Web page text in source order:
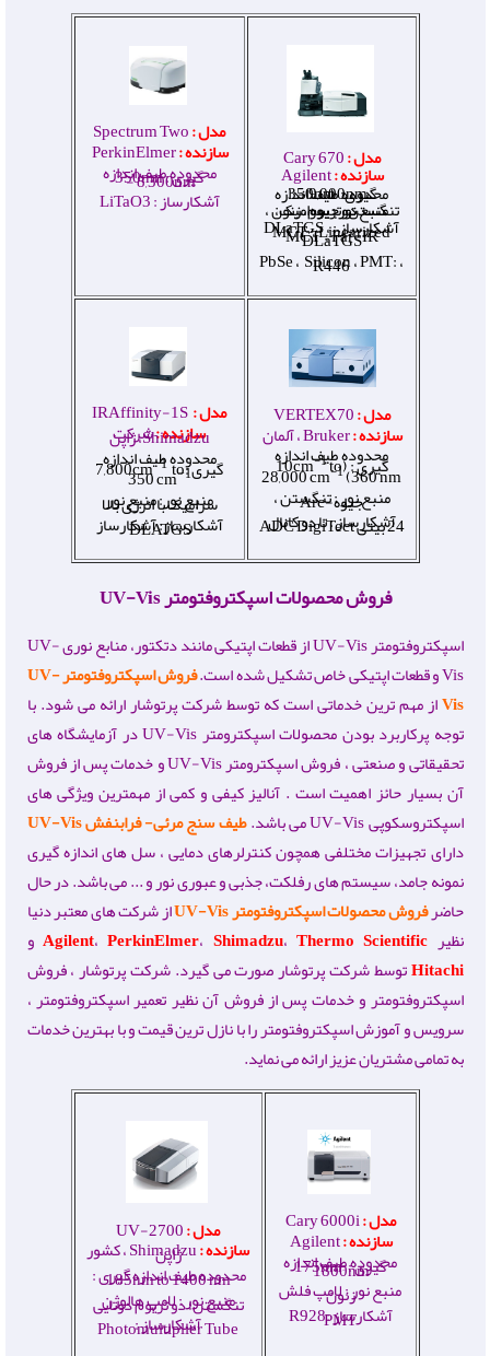
مدل :
سازنده :Agilent
محدوده طیف اندازه گیری:
350
nm -9,000nm
منبع نور : سرامیک، تنگستن ، جیوه ، زنون ، دوتریوم
آشکارساز : DLaTGS ،
MCT ، Linearized
MCT ، Far-IR
DLaTGS
، PbSe ، Silicon ، PMT:
R446
مدل :
سازنده :
محدوده طیف اندازه
گیری :350nm
-8,300nm
آشکارساز : LiTaO3
مدل :
سازنده :
محدوده طیف اندازه
گیری : ( 10cm-1to
28,000 cm-1(360 nm
منبع نور : تنگستن ،
جیوه-Arc
آشکارساز : تا دو کانال24 بیتی ADC DigiTect
مدل :
سازنده :شرکت
محدوده طیف اندازه
گیری : 7,800cm−1to
350 cm−1
منبع نور: منبع نور
سرامیک با انرژی بالا
آشکارساز: آشکارساز
DLATGS
فروش محصولات اسپکتروفتومتر UV-Vis
اسپکتروفتومتر UV-Vis از قطعات اپتیکی مانند دتکتور، منابع نوری UV-
Vis و قطعات اپتیکی خاص تشکیل شده است.
فروش اسپکتروفتومتر UV-
Visاز مهم ترین خدماتی است که توسط شرکت پرتوشار ارائه می شود. با
توجه پرکاربرد بودن محصولات اسپکترومتر UV-Vis در آزمایشگاه های
تحقیقاتی و صنعتی ، فروش اسپکترومتر UV-Vis و خدمات پس از فروش
آن بسیار حائز اهمیت است . آنالیز کیفی و کمی از مهمترین ویژگی های
اسپکتروسکوپی UV-Vis می باشد.
طیف سنج مرئی- فرابنفش UV-Vis
دارای تجهیزات مختلفی همچون کنترلرهای دمایی ، سل های اندازه گیری
نمونه جامد، سیستم های رفلکت، جذبی و عبوری نور و ... می باشد. در حال
حاضرفروش محصولات اسپکتروفتومتر UV-Vis
از شرکت های معتبر دنیا
نظیر
Agilent،PerkinElmer، Shimadzu، Thermo Scientific
و
Hitachiتوسط شرکت پرتوشار صورت می گیرد.شرکت پرتوشار ، فروش
اسپکتروفتومتر و خدمات پس از فروش آن نظیر تعمیر اسپکتروفتومتر ،
سرویس و آموزش اسپکتروفتومتر را با نازل ترین قیمت و با بهترین خدمات
به تمامی مشتریان عزیز ارائه می نماید.
مدل :Cary 6000i
سازنده :Agilent
محدوده طیف اندازه
گیری : 175nm–
1800nm
منبع نور : لامپ فلش
زنون
آشکارساز :R928PMT
مدل :
سازنده : Shimadzu ، کشور ژاپن
محدوده طیف اندازه گیری :
185nmto 1400 nm
منبع نور : لامپ هالوژن
تنگستن؛ دو تریوم دوتایی
آشکارساز :
Photomultiplier Tube